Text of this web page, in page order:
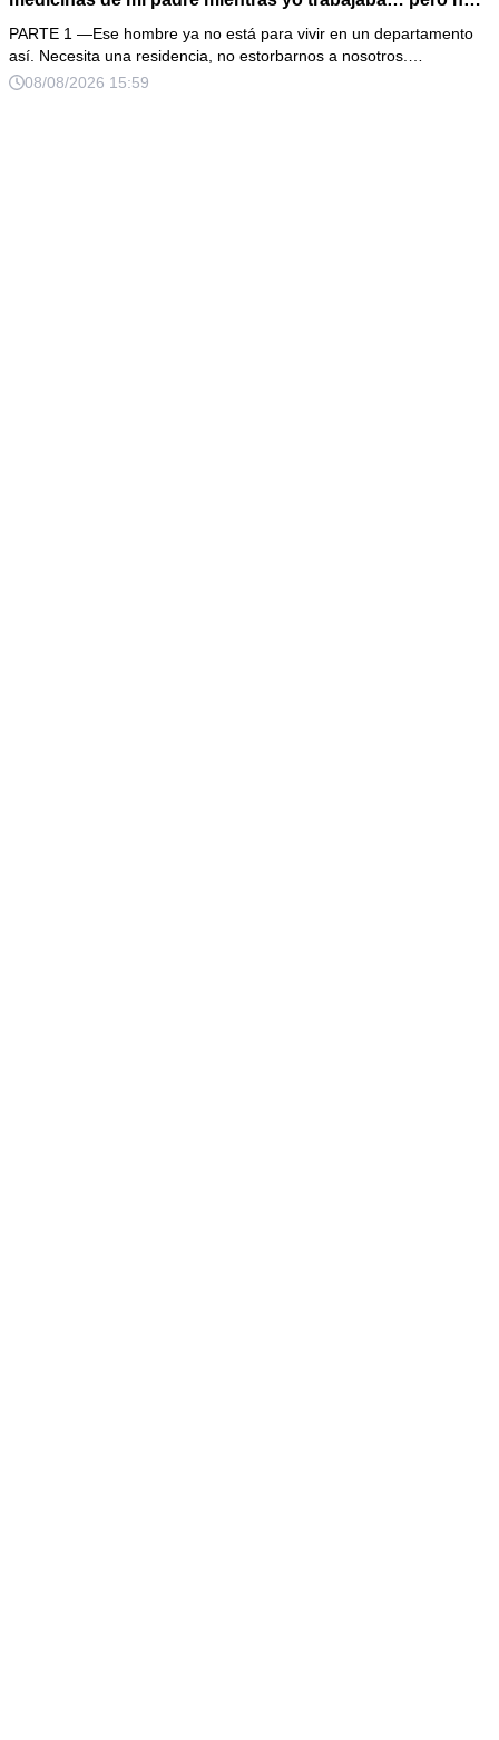
sabía que él era dueño de la casa y que su hijo acabaría
perdiéndolo todo
PARTE 1 —Ese hombre ya no está para vivir en un departamento
así. Necesita una residencia, no estorbarnos a nosotros.…
08/08/2026 15:59